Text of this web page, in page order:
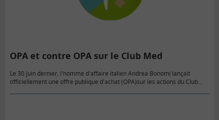
OPA et contre OPA sur le Club Med
Le 30 juin dernier, l'homme d'affaire italien Andrea Bonomi lançait
officiellement une offre publique d'achat (OPA)sur les actions du Club